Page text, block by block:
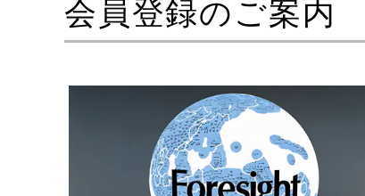
会員登録のご案内